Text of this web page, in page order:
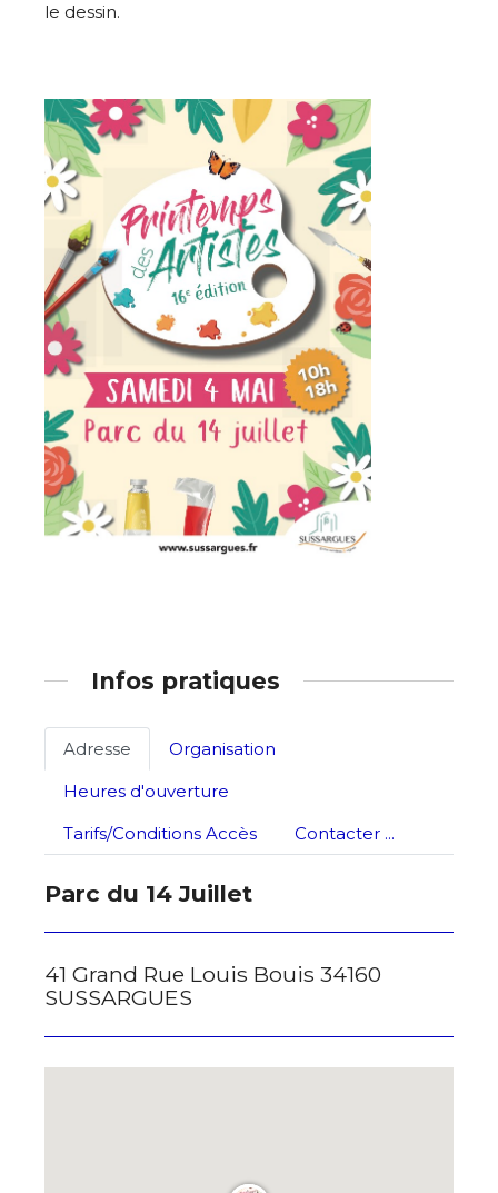
le dessin.
Infos pratiques
Adresse
Organisation
Heures d'ouverture
Tarifs/Conditions Accès
Contacter ...
Parc du 14 Juillet
41 Grand Rue Louis Bouis 34160
SUSSARGUES